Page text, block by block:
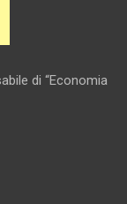
di “Economia